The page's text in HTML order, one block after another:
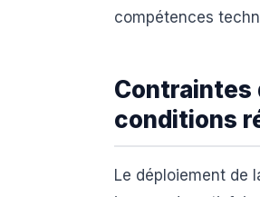
compétences
Contraintes
conditions
Le déploiement de